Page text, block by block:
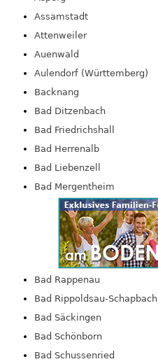
Assamstadt
Attenweiler
Auenwald
Aulendorf (Württemberg)
Backnang
Bad Ditzenbach
Bad Friedrichshall
Bad Herrenalb
Bad Liebenzell
Bad Mergentheim
Bad Rappenau
Bad Rippoldsau-Schapbach
Bad Säckingen
Bad Schönborn
Bad Schussenried